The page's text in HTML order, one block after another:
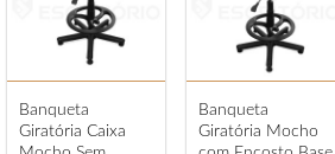
Banqueta
Giratória Caixa
Banqueta
Giratória Mocho